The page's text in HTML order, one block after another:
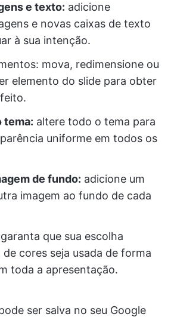
e texto: adicione
e novas caixas de texto
à sua intenção.
mova, redimensione ou
elemento do slide para obter
tema: altere todo o tema para
uniforme em todos os
de fundo: adicione um
imagem ao fundo de cada
garanta que sua escolha
cores seja usada de forma
toda a apresentação.
ser salva no seu Google